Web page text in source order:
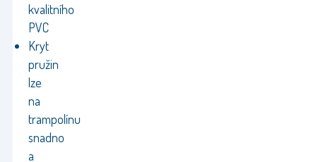
kvalitního
PVC
Kryt
pružin
lze
na
trampolínu
snadno
a